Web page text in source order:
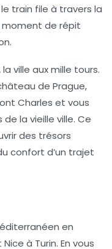
train file à travers la
de répit
ville aux mille tours.
de Prague,
Charles et vous
la vieille ville. Ce
des trésors
confort d’un trajet
en
Nice à Turin. En vous